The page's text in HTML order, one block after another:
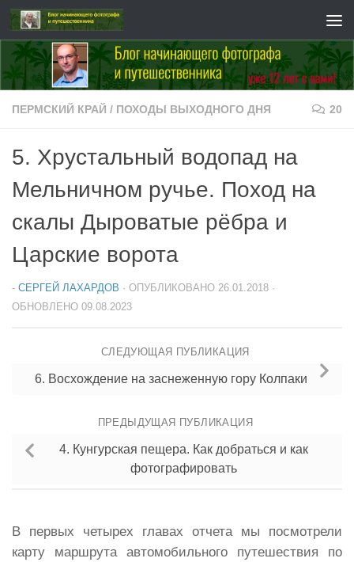
Перейти к содержимому
ПЕРМСКИЙ КРАЙ / ПОХОДЫ ВЫХОДНОГО ДНЯ 20
5. Хрустальный водопад на
Мельничном ручье. Поход на
скалы Дыроватые рёбра и
Царские ворота
- СЕРГЕЙ ЛАХАРДОВ · ОПУБЛИКОВАНО 26.01.2018 ·
ОБНОВЛЕНО 09.08.2023
СЛЕДУЮЩАЯ ПУБЛИКАЦИЯ
6. Восхождение на заснеженную гору Колпаки
ПРЕДЫДУЩАЯ ПУБЛИКАЦИЯ
4. Кунгурская пещера. Как добраться и как
фотографировать
В первых четырех главах отчета мы посмотрели
карту маршрута автомобильного путешествия по